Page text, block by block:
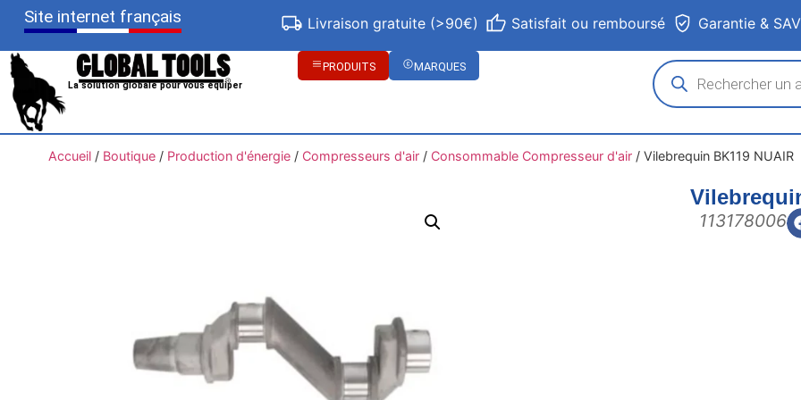
Site internet français Livraison gratuite (>90€) Satisfait ou remboursé Garantie & SAV
La solution globale pour vous équiper
PRODUITS MARQUES
Accueil/ Boutique/ Production d'énergie/ Compresseurs d'air/ Consommable Compresseur d'air/ Vilebrequin BK119 NUAIR
113178006